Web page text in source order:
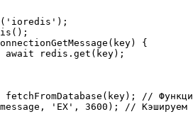
{
= await redis.get(key);
//
'EX', 3600); // Кэшируем